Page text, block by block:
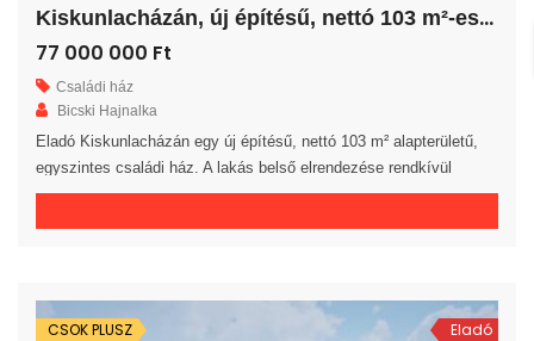
K
iskunlacházán, új építésű, nettó 103 m²-es családi ház!
77 000 000 Ft
Családi ház
Bicski Hajnalka
Eladó Kiskunlacházán egy új építésű, nettó 103 m² alapterületű,
egyszintes családi ház. A lakás belső elrendezése rendkívül
praktikus és kényelmes 4 hálószoba, fürdőszoba, külön WC
ingatlan 30-as téglából, […]
CSOK PLUSZ
Eladó